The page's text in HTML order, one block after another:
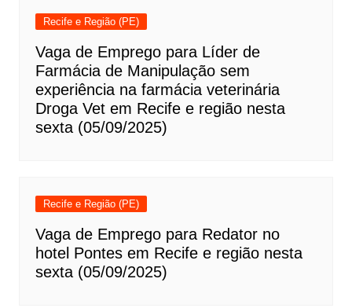
Recife e Região (PE)
Vaga de Emprego para Líder de
Farmácia de Manipulação sem
experiência na farmácia veterinária
Droga Vet em Recife e região nesta
sexta (05/09/2025)
Recife e Região (PE)
Vaga de Emprego para Redator no
hotel Pontes em Recife e região nesta
sexta (05/09/2025)